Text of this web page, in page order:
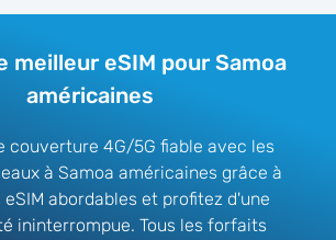
meilleur eSIM pour Samoa
américaines
couverture 4G/5G fiable avec les
à Samoa américaines grâce à
abordables et profitez d'une
ininterrompue. Tous les forfaits